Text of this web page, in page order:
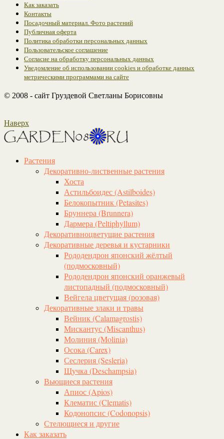
Как заказать
Контакты
Посадочный материал. Фото растений
Публичная оферта
Политика обработки персональных данных
Пользовательское соглашение
Согласие на обработку персональных данных
Уведомление об использовании cookies и обработке данных
метрическими программами на сайте
© 2008 - сайт Груздевой Светланы Борисовны
Наверх
Растения
Декоративно-лиственные растения
Хоста
Астильбоидес (Astilboides)
Белокопытник (Рetasites)
Бруннера (Brunnera)
Дармера (Peltiphyllum)
Декоративноцветущие растения
Декоративные деревья и кустарники
Рододендрон японский жёлтый
(подмосковный)
Рододендрон японский оранжевый
листопадный (подмосковный)
Вейгела цветущая (розовая)
Декоративные злаки и травы
Вейник (Calamagrostis)
Мискантус (Miscanthus)
Молиния (Molinia)
Осока (Carex)
Сеслерия (Sesleria)
Щучка (Deschampsia)
Вьющиеся растения
Апиос (Apios)
Клематис (Clematis)
Кодонопсис (Codonopsis)
Стелющиеся и другие
Как заказать